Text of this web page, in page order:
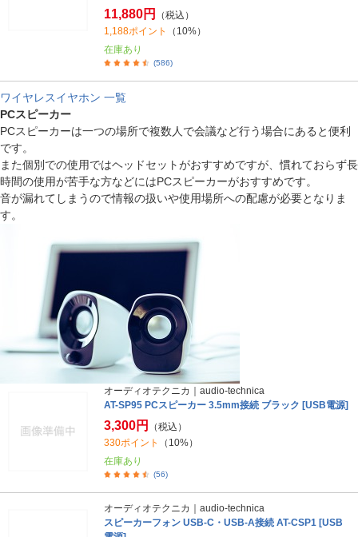
11,880円
（税込）
1,188ポイント
（10%）
在庫あり
(586)
ワイヤレスイヤホン 一覧
PCスピーカー
PCスピーカーは一つの場所で複数人で会議など行う場合にあると便利
です。
また個別での使用ではヘッドセットがおすすめですが、慣れておらず長
時間の使用が苦手な方などにはPCスピーカーがおすすめです。
音が漏れてしまうので情報の扱いや使用場所への配慮が必要となりま
す。
オーディオテクニカ｜audio-technica
AT-SP95 PCスピーカー 3.5mm接続 ブラック [USB電源]
3,300円
（税込）
330ポイント
（10%）
在庫あり
(56)
オーディオテクニカ｜audio-technica
スピーカーフォン USB-C・USB-A接続 AT-CSP1 [USB